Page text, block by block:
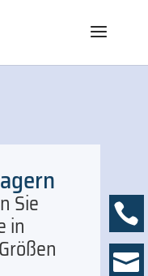
Sie
in

